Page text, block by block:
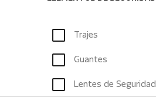
Trajes
Guantes
Lentes de Seguridad